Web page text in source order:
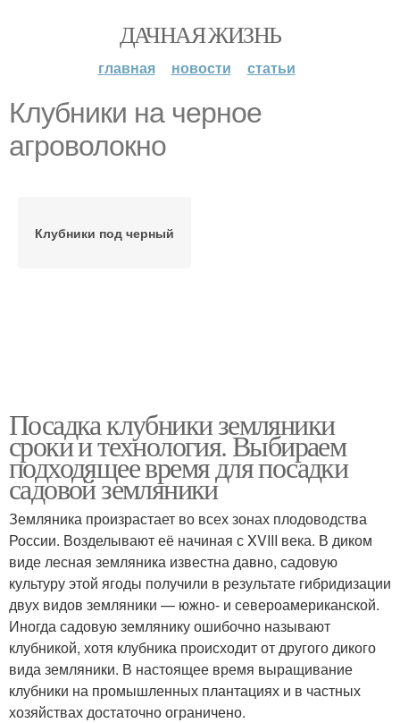
ДАЧНАЯ ЖИЗНЬ
главная новости статьи
Клубники на черное
агроволокно
Клубники под черный
Посадка клубники земляники
сроки и технология. Выбираем
подходящее время для посадки
садовой земляники
Земляника произрастает во всех зонах плодоводства
России. Возделывают её начиная с XVIII века. В диком
виде лесная земляника известна давно, садовую
культуру этой ягоды получили в результате гибридизации
двух видов земляники — южно- и североамериканской.
Иногда садовую землянику ошибочно называют
клубникой, хотя клубника происходит от другого дикого
вида земляники. В настоящее время выращивание
клубники на промышленных плантациях и в частных
хозяйствах достаточно ограничено.